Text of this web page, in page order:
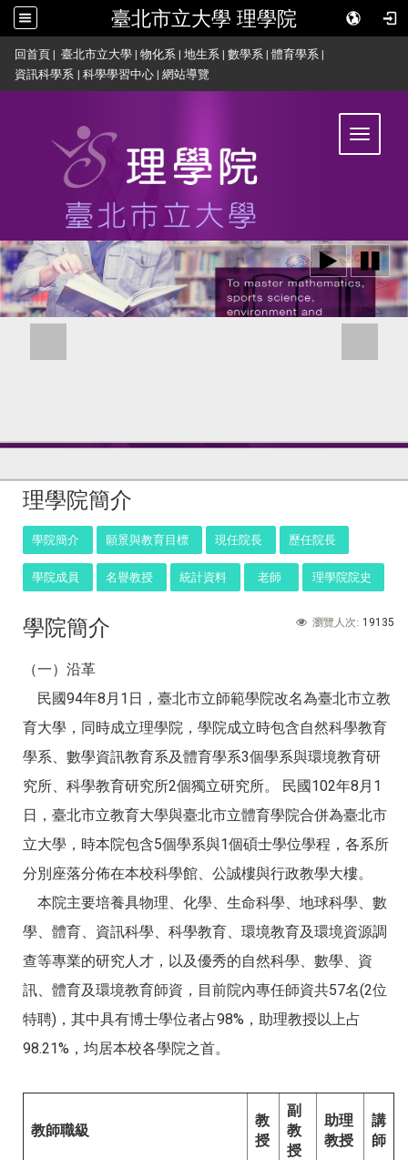
臺北市立大學 理學院
回首頁 | 臺北市立大學 | 物化系 | 地生系 | 數學系 | 體育學系 |
資訊科學系 | 科學學習中心 | 網站導覽
Toggle
理學院簡介
學院簡介 願景與教育目標 現任院長 歷任院長
學院成員 名譽教授 統計資料 老師 理學院院史
瀏覽人次: 19135
學院簡介
（一）沿革
民國94年8月1日，臺北市立師範學院改名為臺北市立教
育大學，同時成立理學院，學院成立時包含自然科學教育
學系、數學資訊教育系及體育學系3個學系與環境教育研
究所、科學教育研究所2個獨立研究所。 民國102年8月1
日，臺北市立教育大學與臺北市立體育學院合併為臺北市
立大學，時本院包含5個學系與1個碩士學位學程，各系所
分別座落分佈在本校科學館、公誠樓與行政教學大樓。
本院主要培養具物理、化學、生命科學、地球科學、數
學、體育、資訊科學、科學教育、環境教育及環境資源調
查等專業的研究人才，以及優秀的自然科學、數學、資
訊、體育及環境教育師資，目前院內專任師資共57名(2位
特聘)，其中具有博士學位者占98%，助理教授以上占
98.21%，均居本校各學院之首。
教師職級
教
授
副
教
授
助理
教授
講
師